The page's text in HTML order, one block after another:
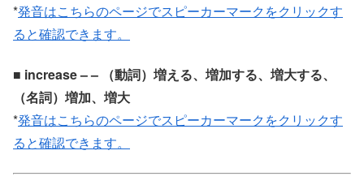
*発音はこちらのページでスピーカーマークをクリックす
ると確認できます。
■ increase – – （動詞）増える、増加する、増大する、
（名詞）増加、増大
*発音はこちらのページでスピーカーマークをクリックす
ると確認できます。